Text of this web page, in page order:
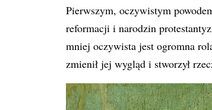
Pierwszym, oczywistym
reformacji i narodzin
mniej oczywista jest ogromna
zmienił jej wygląd i stworzył